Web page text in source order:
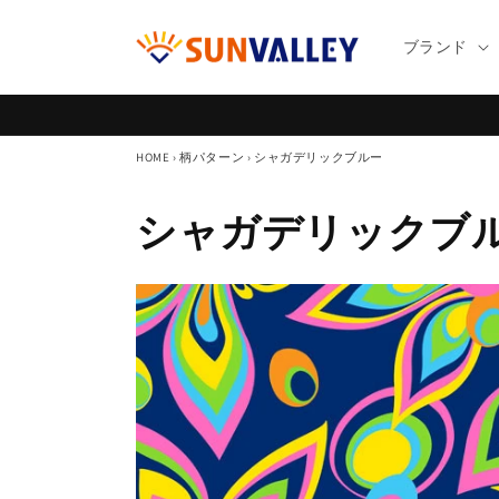
ブランド
HOME › 柄パターン › シャガデリックブルー
コ
レ
ク
シ
ョ
ン
シャガデリックブ